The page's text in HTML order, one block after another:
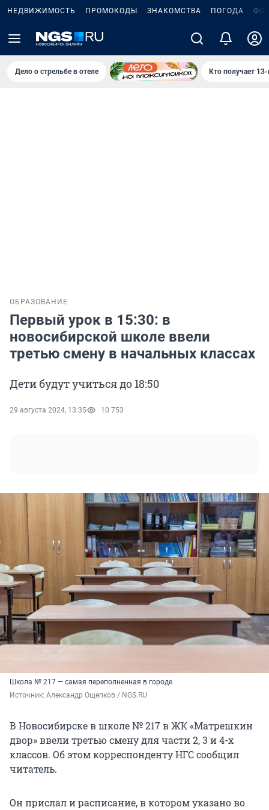
НЕДВИЖИМОСТЬ ПРОМОКОДЫ ЗНАКОМСТВА ПОГОДА
Дело о стрельбе в отеле Кто получает
ОБРАЗОВАНИЕ
Первый урок в 15:30: в
новосибирской школе ввели
третью смену в начальных классах
Дети будут учиться до 18:50
29 августа 2024, 13:35 10 753
Школа № 217 — самая переполненная в городе
Источник: Александр Ощепков / NGS.RU
В Новосибирске в школе № 217 в ЖК «Матрешкин
двор» ввели третью смену для части 2, 3 и 4-х
классов. Об этом корреспонденту НГС сообщил
читатель.
Он прислал и расписание, в котором указано во